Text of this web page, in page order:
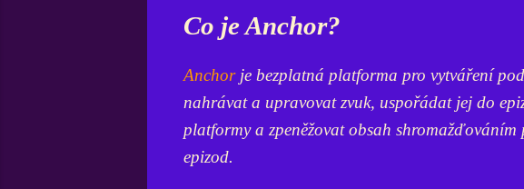
Co je Anchor?
Anchor je bezplatná platforma pro vytváření
nahrávat a upravovat zvuk, uspořádat jej do
platformy a zpeněžovat obsah
epizod.